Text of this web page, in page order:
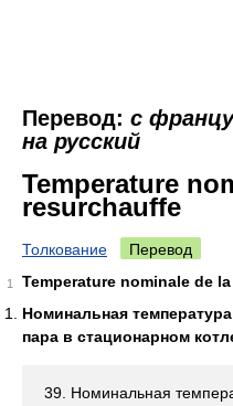
Перевод: с
на русский
Temperature
resurchauffe
Толкование Перевод
1
Temperature nominale de
Номинальная
пара в стационарном
39. Номинальная